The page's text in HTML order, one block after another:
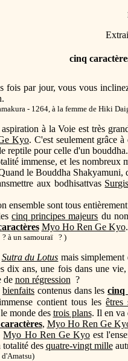
cinq
fois par jour, vous vous
- 1264, à la femme de Hiki
à la Voie est très
Kyo. C'est seulement grâce à
reptile pour celle d'un bouddha.
immense, et les
le Bouddha Shakyamuni,
aux bodhisattvas
ensemble sont tous
cinq principes majeurs du
Myo Ho Ren Ge Kyo.
à un samouraï ? )
Sutra du Lotus mais simplement
dix ans, une fois dans une
de non régression ?
bienfaits contenus dans lescinq
contient tous lesêtres
monde des trois plans. Il en va
, Myo Ho Ren Ge
Myo Ho Ren Ge Kyoest
des quatre-vingt mille